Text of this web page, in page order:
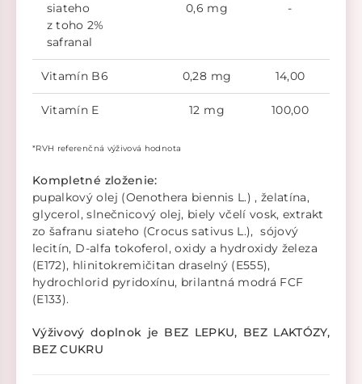
siateho
z toho 2%
safranal
0,6 mg
-
Vitamín B6 0,28 mg 14,00
Vitamín E 12 mg 100,00
*RVH referenčná výživová hodnota
Kompletné zloženie:
pupalkový olej (Oenothera biennis L.) , želatína,
glycerol, slnečnicový olej, biely včelí vosk, extrakt
zo šafranu siateho (Crocus sativus L.), sójový
lecitín, D-alfa tokoferol, oxidy a hydroxidy železa
(E172), hlinitokremičitan draselný (E555),
hydrochlorid pyridoxínu, brilantná modrá FCF
(E133).
Výživový doplnok je BEZ LEPKU, BEZ LAKTÓZY,
BEZ CUKRU